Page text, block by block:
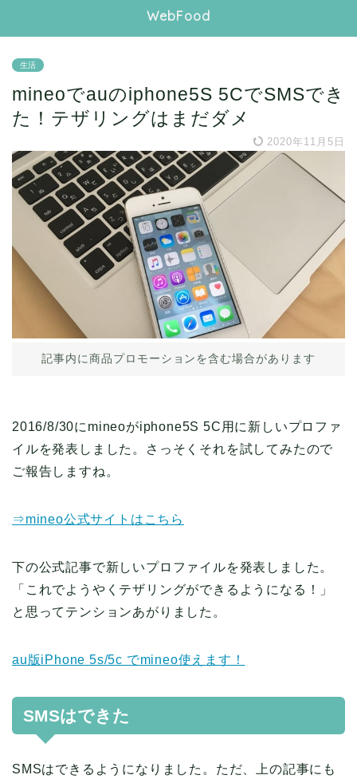
WebFood
生活
mineoでauのiphone5S 5CでSMSでき
た！テザリングはまだダメ
2020年11月5日
記事内に商品プロモーションを含む場合があります
2016/8/30にmineoがiphone5S 5C用に新しいプロファ
イルを発表しました。さっそくそれを試してみたので
ご報告しますね。
⇒mineo公式サイトはこちら
下の公式記事で新しいプロファイルを発表しました。
「これでようやくテザリングができるようになる！」
と思ってテンションあがりました。
au版iPhone 5s/5c でmineo使えます！
SMSはできた
SMSはできるようになりました。ただ、上の記事にも